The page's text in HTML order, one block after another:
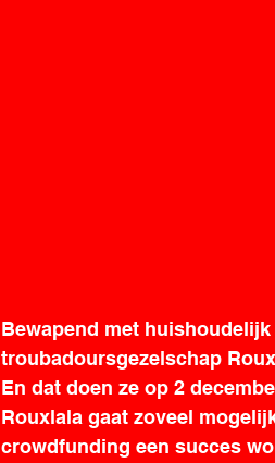
Bewapend met
troubadoursgezelschap
En dat doen ze op 2
Rouxlala gaat zoveel
crowdfunding een succes